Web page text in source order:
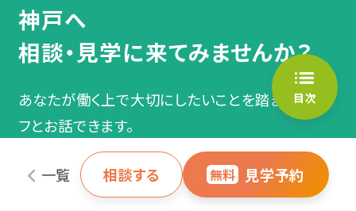
一覧 相談する 無料 見学予約
目次
サポート例
定期面談で、復職後に起きた困りや
悩みを相談し、スタッフが業務量の
調整や不安解消などのサポートをし
ます。
スタッフからのアドバイス
精神障害
うつ病・適応障害（適応反応
症）・双極性障害（双極症）・統
合失調症・全般性不安障害
（全般不安症）・てんかん・依存
症・パニック障害（パニック症）
など
「自分は対象になるのかな？」と迷われたら、
まずはお気軽にご相談ください。
神戸へ
相談・見学に来てみませんか？
あなたが働く上で大切にしたいことを踏まえスタッ
フとお話できます。
60分
個別相談
利用前提で
なくてOK
準備不要
同伴者OK